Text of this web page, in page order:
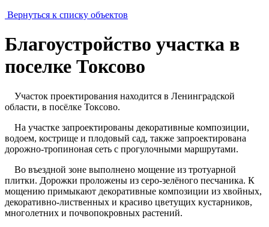
Вернуться к списку объектов
Благоустройство участка в
поселке Токсово
Участок проектирования находится в Ленинградской
области, в посёлке Токсово.
На участке запроектированы декоративные композиции,
водоем, кострище и плодовый сад, также запроектирована
дорожно-тропиноная сеть с прогулочными маршрутами.
Во въездной зоне выполнено мощение из тротуарной
плитки. Дорожки проложены из серо-зелёного песчаника. К
мощению примыкают декоративные композиции из хвойных,
декоративно-лиственных и красиво цветущих кустарников,
многолетних и почвопокровных растений.